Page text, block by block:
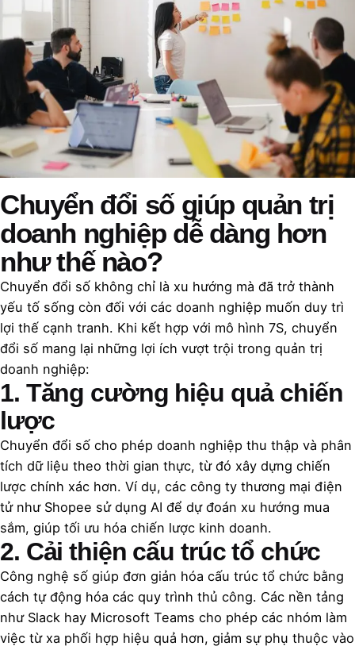
Chuyển đổi số giúp quản trị
doanh nghiệp dễ dàng hơn
như thế nào?
Chuyển đổi số không chỉ là xu hướng mà đã trở thành
yếu tố sống còn đối với các doanh nghiệp muốn duy trì
lợi thế cạnh tranh. Khi kết hợp với mô hình 7S, chuyển
đổi số mang lại những lợi ích vượt trội trong quản trị
doanh nghiệp:
1. Tăng cường hiệu quả chiến
lược
Chuyển đổi số cho phép doanh nghiệp thu thập và phân
tích dữ liệu theo thời gian thực, từ đó xây dựng chiến
lược chính xác hơn. Ví dụ, các công ty thương mại điện
tử như Shopee sử dụng AI để dự đoán xu hướng mua
sắm, giúp tối ưu hóa chiến lược kinh doanh.
2. Cải thiện cấu trúc tổ chức
Công nghệ số giúp đơn giản hóa cấu trúc tổ chức bằng
cách tự động hóa các quy trình thủ công. Các nền tảng
như Slack hay Microsoft Teams cho phép các nhóm làm
việc từ xa phối hợp hiệu quả hơn, giảm sự phụ thuộc vào